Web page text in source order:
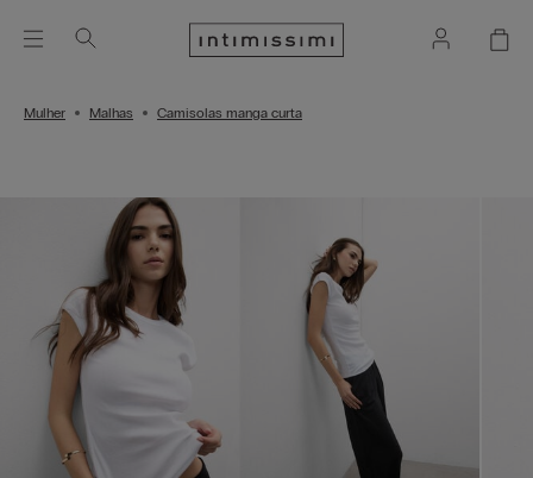
Mulher Malhas Camisolas manga curta